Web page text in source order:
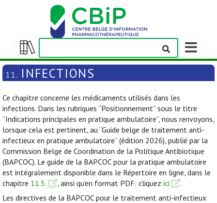
Afficher/masquer
la
table
matières
Afficher/
la
barre
navigation
11. INFECTIONS
Ce chapitre concerne les médicaments utilisés dans les
infections. Dans les rubriques “Positionnement” sous le titre
“Indications principales en pratique ambulatoire”, nous renvoyons,
lorsque cela est pertinent, au “Guide belge de traitement anti-
infectieux en pratique ambulatoire” (édition 2026), publié par la
Commission Belge de Coordination de la Politique Antibiotique
(BAPCOC). Le guide de la BAPCOC pour la pratique ambulatoire
est intégralement disponible dans le Répertoire en ligne, dans le
chapitre 11.5. , ainsi qu’en format PDF: cliquez ici
.
Les directives de la BAPCOC pour le traitement anti-infectieux